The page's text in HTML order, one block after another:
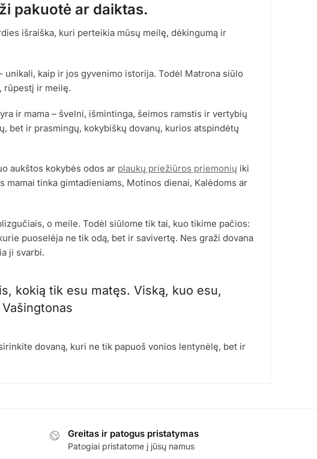
pakuotė ar daiktas.
išraiška, kuri perteikia mūsų meilę, dėkingumą ir
unikali, kaip ir jos gyvenimo istorija. Todėl Matrona siūlo
rūpestį ir meilę.
ir mama – švelni, išmintinga, šeimos ramstis ir vertybių
bet ir prasmingų, kokybiškų dovanų, kurios atspindėtų
aukštos kokybės odos ar plaukų priežiūros priemonių iki
tinka gimtadieniams, Motinos dienai, Kalėdoms ar
o meile. Todėl siūlome tik tai, kuo tikime pačios:
puoselėja ne tik odą, bet ir savivertę. Nes graži dovana
ji svarbi.
kokią tik esu matęs. Viską, kuo esu,
dovaną, kuri ne tik papuoš vonios lentynėlę, bet ir
Greitas ir patogus pristatymas
Patogiai pristatome į jūsų namus